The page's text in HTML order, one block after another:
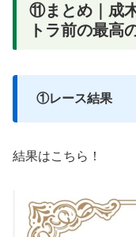
⑪まとめ｜成
トラ前の最高
①レース結果
結果はこちら！